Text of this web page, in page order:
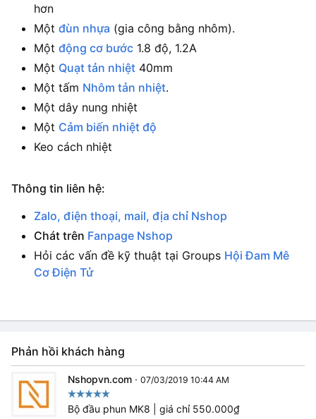
hơn
Một đùn nhựa (gia công bằng nhôm).
Một động cơ bước 1.8 độ, 1.2A
Một Quạt tản nhiệt 40mm
Một tấm Nhôm tản nhiệt.
Một dây nung nhiệt
Một Cảm biến nhiệt độ
Keo cách nhiệt
Thông tin liên hệ:
Zalo, điện thoại, mail, địa chỉ Nshop
Chát trên Fanpage Nshop
Hỏi các vấn đề kỹ thuật tại Groups Hội Đam Mê
Cơ Điện Tử
Phản hồi khách hàng
Nshopvn.com · 07/03/2019 10:44 AM
Bộ đầu phun MK8 | giá chỉ 550.000₫